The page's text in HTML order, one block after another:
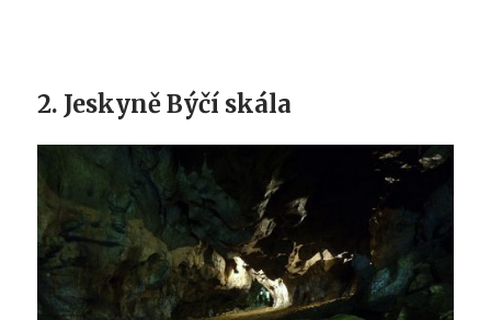
2. Jeskyně Býčí skála